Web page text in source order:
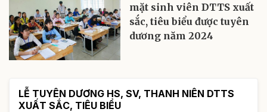
mặt sinh viên DTTS xuất
sắc, tiêu biểu được tuyên
dương năm 2024
LỄ TUYÊN DƯƠNG HS, SV, THANH NIÊN DTTS
XUẤT SẮC, TIÊU BIỂU